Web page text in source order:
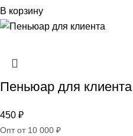
В корзину
Пеньюар для клиента
450 ₽
Опт от 10 000 ₽